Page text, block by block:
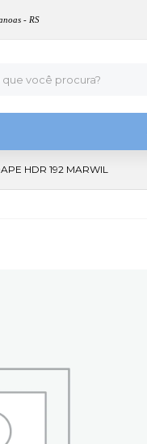
- RS
HDR 192 MARWIL